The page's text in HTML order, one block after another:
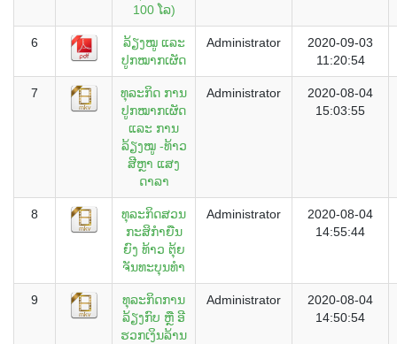
100 ໂລ)
6
ລ້ຽງໝູ ແລະ
ປູກໝາກເຜັດ
Administrator
2020-09-03
11:20:54
7
ທຸລະກິດ ການ
ປູກໝາກເຜັດ
ແລະ ການ
ລ້ຽງໝູ -ທ້າວ
ສີຫຼາ ແສງ
ດາລາ
Administrator
2020-08-04
15:03:55
8
ທຸລະກິດສວນ
ກະສິກຳຍືນ
ຍົງ ທ້າວ ຕຸ້ຍ
ຈັນທະບຸນທໍາ
Administrator
2020-08-04
14:55:44
9
ທຸລະກິດການ
ລ້ຽງກົບ ຫຼື ອີ
ຮວກເງິນລ້ານ
Administrator
2020-08-04
14:50:54